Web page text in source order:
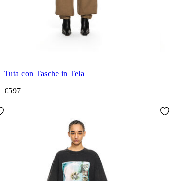
Tuta con Tasche in Tela
€597